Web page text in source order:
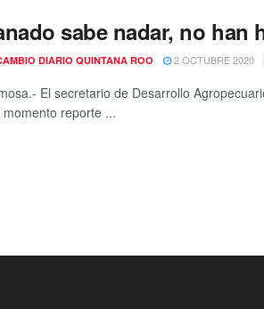
sabe nadar, no han
DIARIO QUINTANA ROO 2 OCTUBRE 2020
El secretario de Desarrollo
momento reporte ...